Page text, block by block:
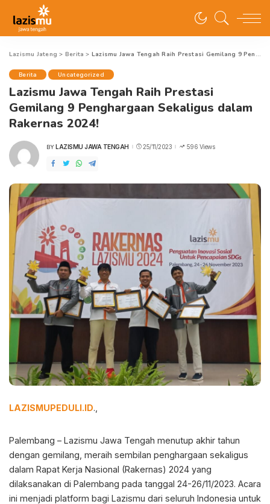
Lazismu Jateng > Berita > Lazismu Jawa Tengah Raih Prestasi Gemilang 9 Penghargaan Sekaligus dalam Rakernas 2024!
Berita Uncategorized
Lazismu Jawa Tengah Raih Prestasi
Gemilang 9 Penghargaan Sekaligus dalam
Rakernas 2024!
POSTED
BY LAZISMU JAWA TENGAH 25/11/2023 596 Views
LAZISMUPEDULI.ID.,
Palembang – Lazismu Jawa Tengah menutup akhir tahun
dengan gemilang, meraih sembilan penghargaan sekaligus
dalam Rapat Kerja Nasional (Rakernas) 2024 yang
dilaksanakan di Palembang pada tanggal 24-26/11/2023. Acara
ini menjadi platform bagi Lazismu dari seluruh Indonesia untuk